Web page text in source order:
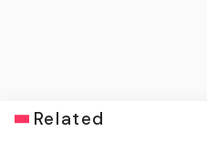
Related